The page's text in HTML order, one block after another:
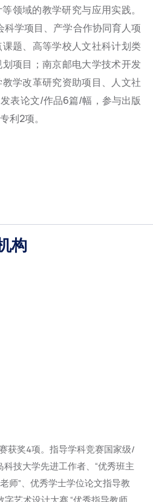
领域的教学研究与应用实践。
学项目、产学合作协同育人项
题、高等学校人文社科计划类
项目；南京邮电大学技术开发
学改革研究资助项目、人文社
表论文/作品6篇/幅，参与出版
利2项。
构
获奖4项。指导学科竞赛国家级/
技大学先进工作者、“优秀班主
师”、优秀学士学位论文指导教